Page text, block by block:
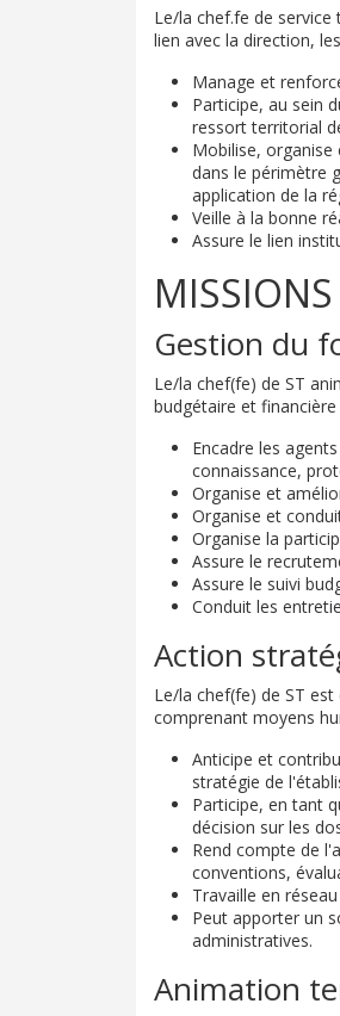
Le/la chef.fe de
lien avec la direction,
Manage et
Participe, au sein
ressort territorial
Mobilise,
dans le périmètre
application de la
Veille à la bonne
Assure le lien
MISSIONS
Gestion du
Le/la chef(fe) de ST
budgétaire et
Encadre les
connaissance,
Organise et
Organise et
Organise la
Assure le
Assure le suivi
Conduit les
Action
Le/la chef(fe) de ST
comprenant moyens
Anticipe et
stratégie de
Participe, en tant
décision sur les
Rend compte de
conventions,
Travaille en
Peut apporter un
administratives.
Animation